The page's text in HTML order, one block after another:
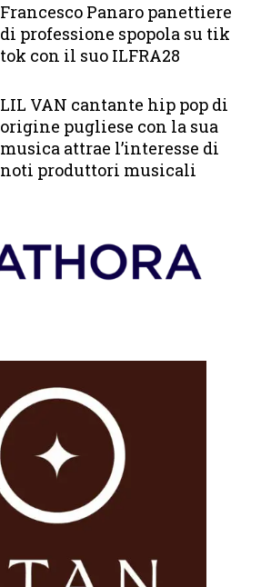
Francesco Panaro panettiere
di professione spopola su tik
tok con il suo ILFRA28
LIL VAN cantante hip pop di
origine pugliese con la sua
musica attrae l’interesse di
noti produttori musicali